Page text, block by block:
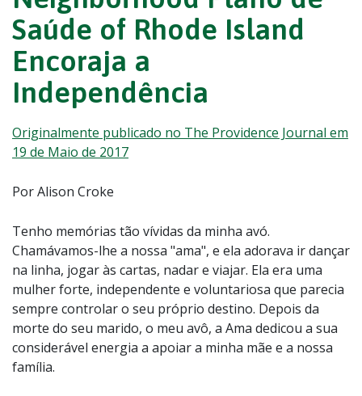
Saúde of Rhode Island
Encoraja a
Independência
Originalmente publicado no The Providence Journal em
19 de Maio de 2017
Por Alison Croke
Tenho memórias tão vívidas da minha avó.
Chamávamos-lhe a nossa "ama", e ela adorava ir dançar
na linha, jogar às cartas, nadar e viajar. Ela era uma
mulher forte, independente e voluntariosa que parecia
sempre controlar o seu próprio destino. Depois da
morte do seu marido, o meu avô, a Ama dedicou a sua
considerável energia a apoiar a minha mãe e a nossa
família.